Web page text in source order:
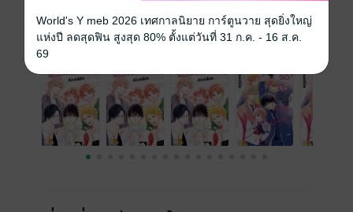
เล่มอื่นๆ ในซีรีส์ ดูทั้งหมด
World's Y meb 2026 เทศกาลนิยาย การ์ตูนวาย สุดยิ่งใหญ่
แห่งปี ลดสุดฟิน สูงสุด 80% ตั้งแต่วันที่ 31 ก.ค. - 16 ส.ค.
69